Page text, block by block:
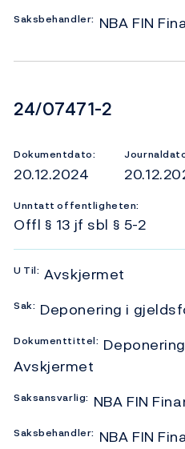
Saksbehandler: NBA FIN
Dokumentnummer
24/07471-2
Dokumentdato:
20.12.2024
Unntatt offentligheten:
Offl § 13 jf sbl § 5-2
U Til: Avskjermet
Sak: Deponering i
Dokumenttittel:
Avskjermet
Saksansvarlig: NBA FIN
Saksbehandler: NBA FIN